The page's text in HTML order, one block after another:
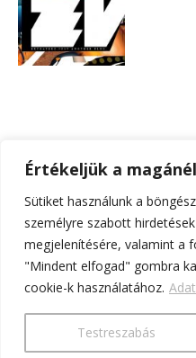
Értékeljük a
Sütiket használunk a
személyre szabott
megjelenítésére, valamint a
"Mindent elfogad" gombra
cookie-k használatához.
Testreszabás
Extraverz.com© - 2025 -
ExtraverzBlog
VISSZA